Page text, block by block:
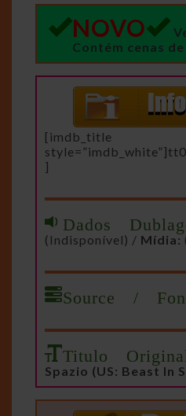
NOVO
Contém cenas
[imdb_title
]
Dados
(Indisponível) / Mídia:
Source /
Titulo
Spazio (US: Beast In